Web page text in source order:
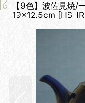
【9色】波佐見焼/
19×12.5cm [HS-